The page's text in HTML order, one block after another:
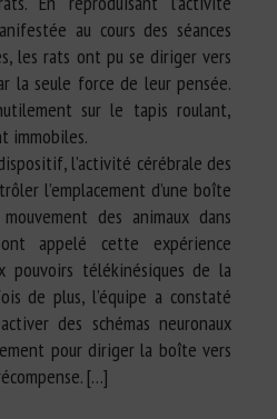
au cours des séances
les rats ont pu se diriger vers
la seule force de leur pensée.
sur le tapis roulant,
immobiles.
l’activité cérébrale des
l’emplacement d’une boîte
des animaux dans
ont appelé cette expérience
pouvoirs télékinésiques de la
de plus, l’équipe a constaté
des schémas neuronaux
pour diriger la boîte vers
[…]